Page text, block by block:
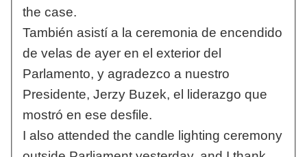
the case.
También asistí a la ceremonia de encendido
de velas de ayer en el exterior del
Parlamento, y agradezco a nuestro
Presidente, Jerzy Buzek, el liderazgo que
mostró en ese desfile.
I also attended the candle lighting ceremony